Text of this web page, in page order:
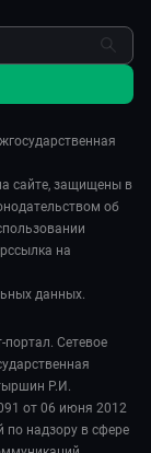
сайте, защищены в
об
на
данных.
Сетевое
Р.И.
от 06 июня 2012
по надзору в сфере